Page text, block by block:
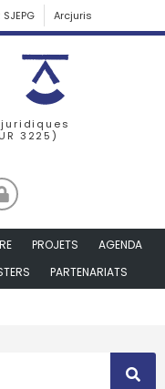
SJEPG Arcjuris
3225)
PROJETS
AGENDA
PARTENARIATS